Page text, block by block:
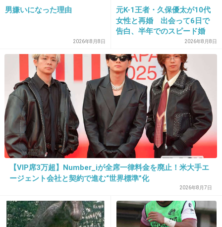
+126 -6
2014/09/27(土) 13:36:57
赤ちゃんもお母さんも無事出産できますように
+88 -4
21. 匿名2014/09/27(土) 13:37:38
↓９月１５日のブログ読んだらお姉ちゃんも頑
先日の検診も変わらず辺縁前置胎盤。
男嫌いになった理由
2026年8月8日
元K-1王者・久保優太が10代
女性と再婚 出会って6日で
告白、半年でのスピード婚
2026年8月8日
【VIP席3万超】Number_iが全席一律料金を廃止！米大手エ
ージェント会社と契約で進む“世界標準”化
2026年8月7日